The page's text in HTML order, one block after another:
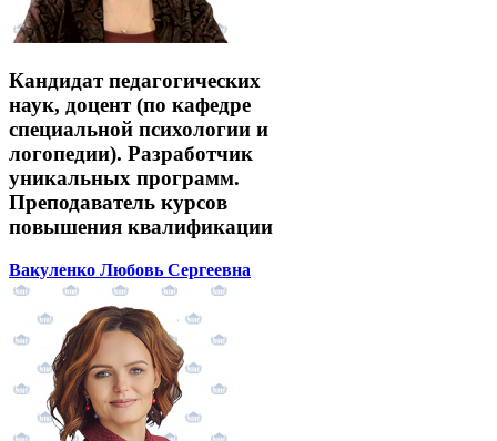
Кандидат педагогических
наук, доцент (по кафедре
специальной психологии и
логопедии). Разработчик
уникальных программ.
Преподаватель курсов
повышения квалификации
Вакуленко Любовь Сергеевна